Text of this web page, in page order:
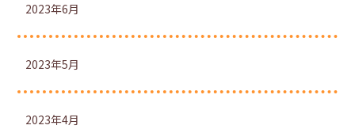
2023年6月
2023年5月
2023年4月